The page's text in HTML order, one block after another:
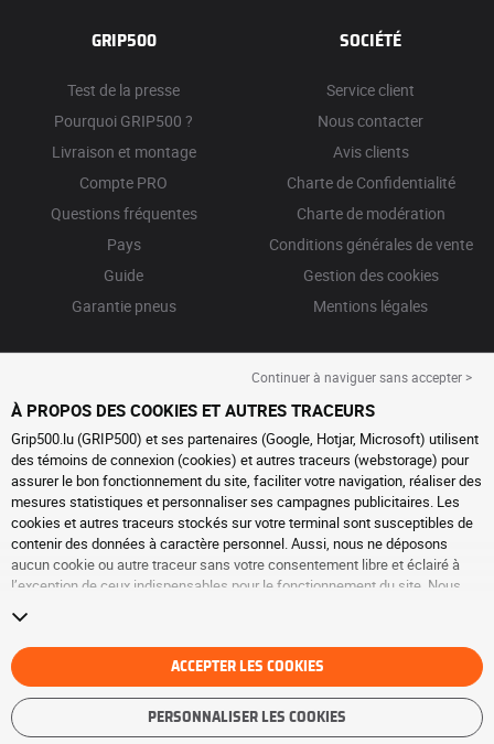
GRIP500
Test de la presse
Pourquoi GRIP500 ?
Livraison et montage
Compte PRO
Questions fréquentes
Pays
Guide
Garantie pneus
SOCIÉTÉ
Service client
Nous contacter
Avis clients
Charte de Confidentialité
Charte de modération
Conditions générales de vente
Gestion des cookies
Mentions légales
Continuer à naviguer sans accepter >
À PROPOS DES COOKIES ET AUTRES TRACEURS
Grip500.lu (GRIP500) et ses partenaires (Google, Hotjar, Microsoft) utilisent
des témoins de connexion (cookies) et autres traceurs (webstorage) pour
assurer le bon fonctionnement du site, faciliter votre navigation, réaliser des
mesures statistiques et personnaliser ses campagnes publicitaires. Les
cookies et autres traceurs stockés sur votre terminal sont susceptibles de
contenir des données à caractère personnel. Aussi, nous ne déposons
aucun cookie ou autre traceur sans votre consentement libre et éclairé à
l’exception de ceux indispensables pour le fonctionnement du site. Nous
consentement à tout moment en vous rendant sur la
traceurs. Vous pouvez choisir de continuer à naviguer sans accepter le
dépôt de cookies ou autres traceurs. Le refus ne fait pas obstacle à l’accès
aux services GRIP500. Pour plus d’informations, nous vous invitons à
consulter
la page cookies et autres traceurs
ACCEPTER LES COOKIES
PERSONNALISER LES COOKIES